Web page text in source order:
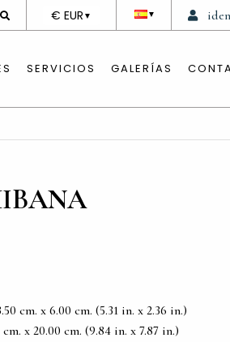
▼
DEVISE
€ EUR ▼
SERVICIOS GALERÍAS
cm. x 6.00 cm. (5.31 in. x 2.36 in.)
x 20.00 cm. (9.84 in. x 7.87 in.)